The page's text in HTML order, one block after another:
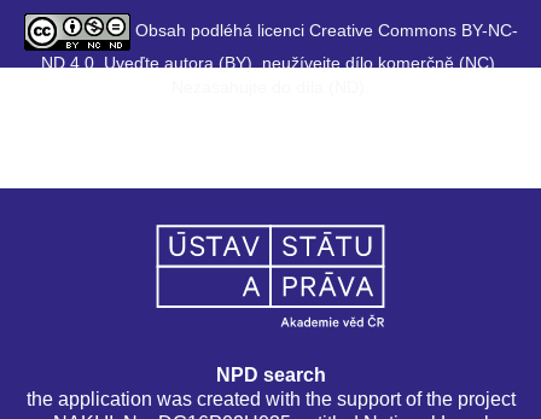
Obsah podléhá licenci Creative Commons BY-NC-
ND 4.0. Uveďte autora (BY), neužívejte dílo komerčně (NC),
NPD search
the application was created with the support of the project